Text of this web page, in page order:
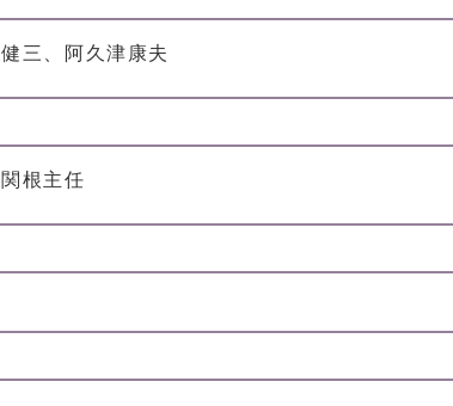
三、阿久津康夫
根主任